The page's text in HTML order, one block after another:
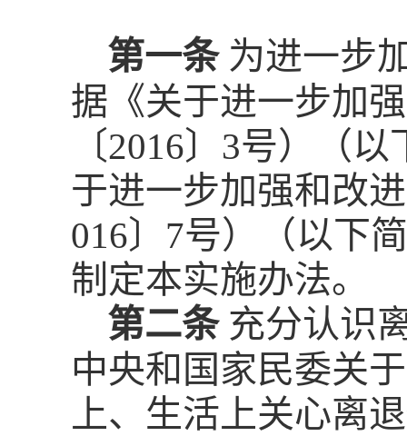
第一条 为进一步
据《关于进一步加
〔2016〕 3号）（以
于进一步加强和改
016〕 7号）（以下
制定本实施办法。
第二条 充分认识
中央和国家民委关
上、生活上关心离